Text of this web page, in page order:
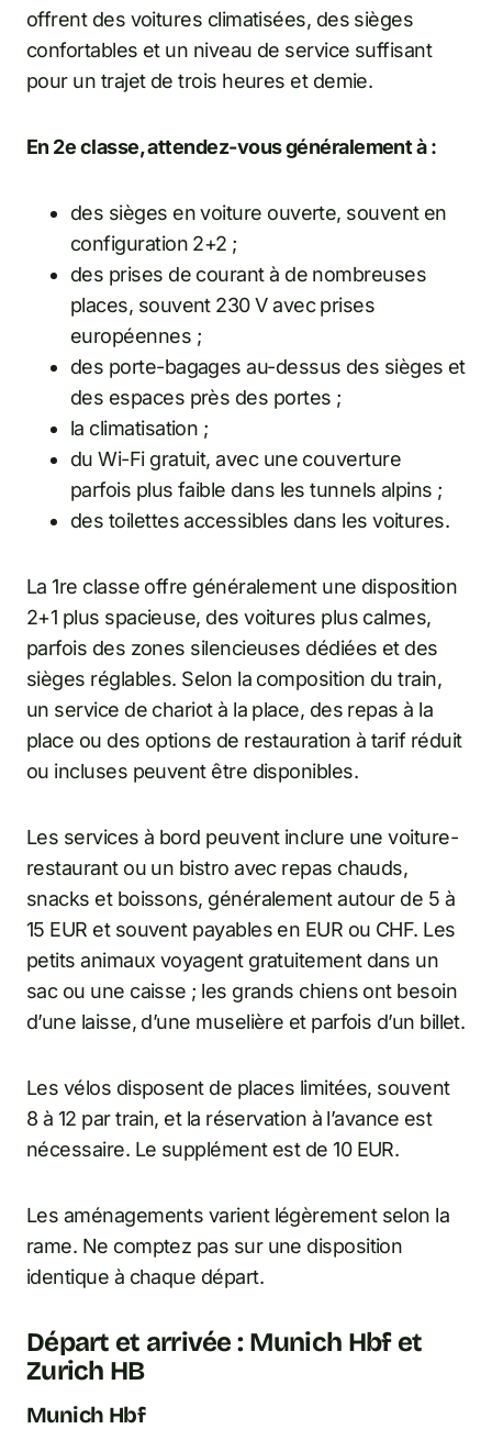
offrent des voitures climatisées, des sièges
confortables et un niveau de service suffisant
pour un trajet de trois heures et demie.
En 2e classe, attendez-vous généralement à :
des sièges en voiture ouverte, souvent en
configuration 2+2 ;
des prises de courant à de nombreuses
places, souvent 230 V avec prises
européennes ;
des porte-bagages au-dessus des sièges et
des espaces près des portes ;
la climatisation ;
du Wi-Fi gratuit, avec une couverture
parfois plus faible dans les tunnels alpins ;
des toilettes accessibles dans les voitures.
La 1re classe offre généralement une disposition
2+1 plus spacieuse, des voitures plus calmes,
parfois des zones silencieuses dédiées et des
sièges réglables. Selon la composition du train,
un service de chariot à la place, des repas à la
place ou des options de restauration à tarif réduit
ou incluses peuvent être disponibles.
Les services à bord peuvent inclure une voiture-
restaurant ou un bistro avec repas chauds,
snacks et boissons, généralement autour de 5 à
15 EUR et souvent payables en EUR ou CHF. Les
petits animaux voyagent gratuitement dans un
sac ou une caisse ; les grands chiens ont besoin
d’une laisse, d’une muselière et parfois d’un billet.
Les vélos disposent de places limitées, souvent
8 à 12 par train, et la réservation à l’avance est
nécessaire. Le supplément est de 10 EUR.
Les aménagements varient légèrement selon la
rame. Ne comptez pas sur une disposition
identique à chaque départ.
Départ et arrivée : Munich Hbf et
Zurich HB
Munich Hbf